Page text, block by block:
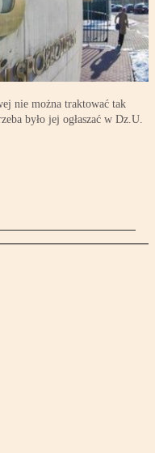
nie można traktować tak
było jej ogłaszać w Dz.U.